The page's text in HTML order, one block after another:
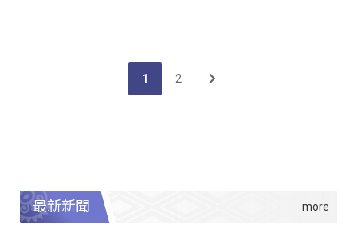
1 2
最新新聞